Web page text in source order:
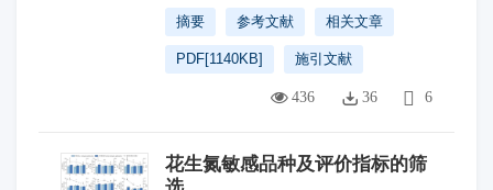
摘要 参考文献 相关文章
PDF[1140KB] 施引文献
436 36 6
花生氮敏感品种及评价指标的筛